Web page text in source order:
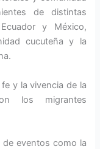
de distintas
y México,
cucuteña y la
y la vivencia de la
los migrantes
de eventos como la